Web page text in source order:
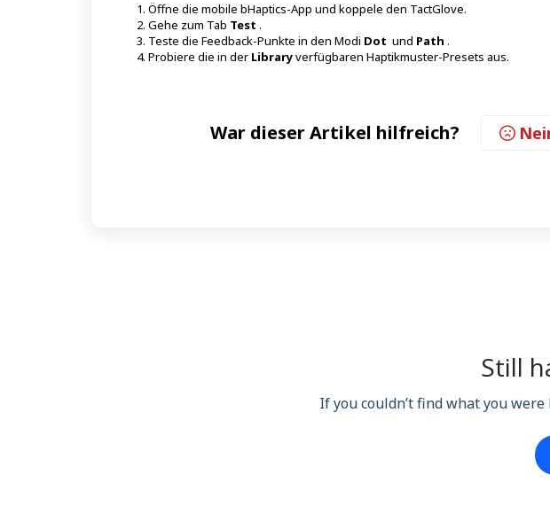
Öffne die mobile bHaptics-App und koppele den TactGlove.
Gehe zum Tab Test .
Teste die Feedback-Punkte in den Modi Dot und Path .
Probiere die in der Libraryverfügbaren Haptikmuster-Presets aus.
War dieser Artikel hilfreich?
Still
If you couldn’t find what you